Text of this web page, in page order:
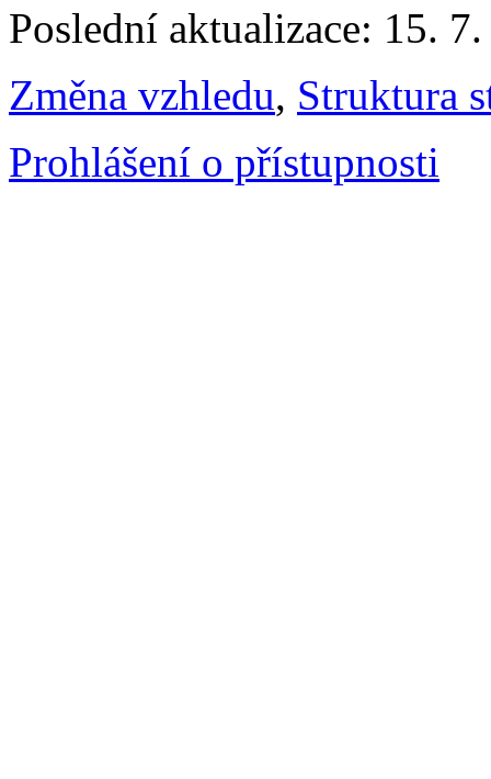
Poslední aktualizace: 15.
Změna vzhledu, Struktura
Prohlášení o přístupnosti